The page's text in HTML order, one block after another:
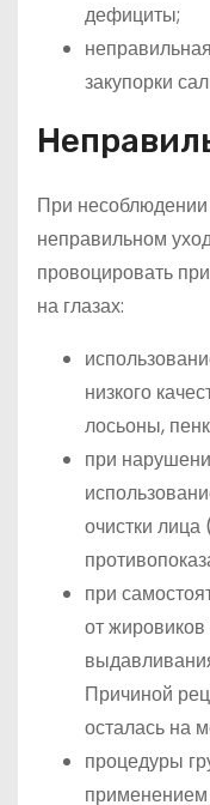
дефициты;
закупорки
При
неправильном
провоцировать
на глазах:
низкого
лосьоны,
при
очистки
при
от жировиков
Причиной
осталась на
процедуры